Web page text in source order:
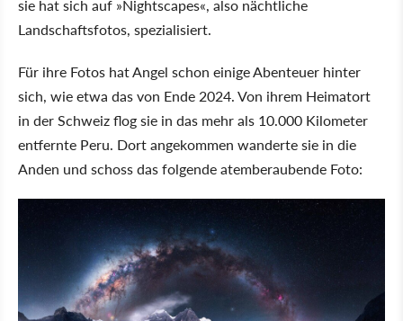
sie hat sich auf Nightscapes , also nächtliche
Landschaftsfotos, spezialisiert.
Für ihre Fotos hat Angel schon einige Abenteuer hinter
sich, wie etwa das von Ende 2024. Von ihrem Heimatort
in der Schweiz flog sie in das mehr als 10.000 Kilometer
entfernte Peru. Dort angekommen wanderte sie in die
Anden und schoss das folgende atemberaubende Foto: